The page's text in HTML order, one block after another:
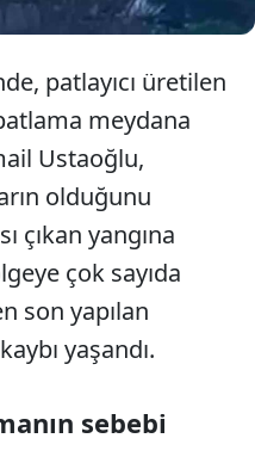
patlayıcı üretilen
meydana
Ustaoğlu,
olduğunu
çıkan yangına
çok sayıda
son yapılan
yaşandı.
sebebi